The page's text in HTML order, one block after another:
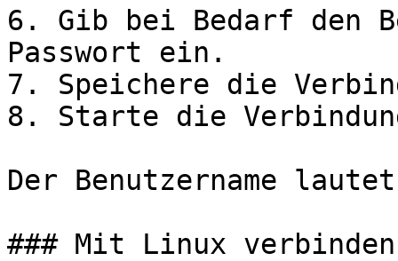
6. Gib bei Bedarf den
Passwort ein.
7. Speichere die
8. Starte die
Der Benutzername
### Mit Linux verbinden